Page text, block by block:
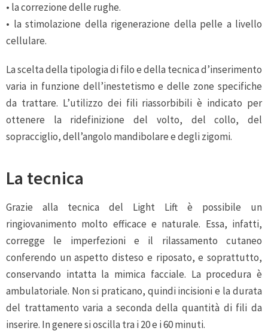
• la correzione delle rughe.
• la stimolazione della rigenerazione della pelle a livello
cellulare.
La scelta della tipologia di filo e della tecnica d’inserimento
varia in funzione dell’inestetismo e delle zone specifiche
da trattare. L’utilizzo dei fili riassorbibili è indicato per
ottenere la ridefinizione del volto, del collo, del
sopracciglio, dell’angolo mandibolare e degli zigomi.
La tecnica
Grazie alla tecnica del Light Lift è possibile un
ringiovanimento molto efficace e naturale. Essa, infatti,
corregge le imperfezioni e il rilassamento cutaneo
conferendo un aspetto disteso e riposato, e soprattutto,
conservando intatta la mimica facciale. La procedura è
ambulatoriale. Non si praticano, quindi incisioni e la durata
del trattamento varia a seconda della quantità di fili da
inserire. In genere si oscilla tra i 20 e i 60 minuti.